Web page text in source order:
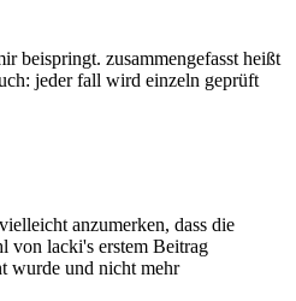
beispringt. zusammengefasst heißt
jeder fall wird einzeln geprüft
anzumerken, dass die
von lacki's erstem Beitrag
wurde und nicht mehr